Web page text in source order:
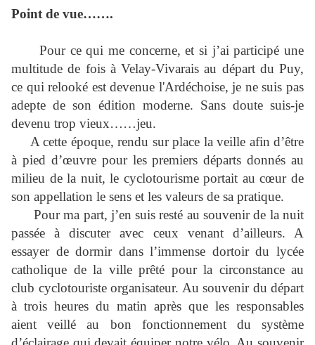
Point de vue…….
Pour ce qui me concerne, et si j’ai participé une
multitude de fois à Velay-Vivarais au départ du Puy,
ce qui relooké est devenue l'Ardéchoise, je ne suis pas
adepte de son édition moderne. Sans doute suis-je
devenu trop vieux……jeu.
A cette époque, rendu sur place la veille afin d’être
à pied d’œuvre pour les premiers départs donnés au
milieu de la nuit, le cyclotourisme portait au cœur de
son appellation le sens et les valeurs de sa pratique.
Pour ma part, j’en suis resté au souvenir de la nuit
passée à discuter avec ceux venant d’ailleurs. A
essayer de dormir dans l’immense dortoir du lycée
catholique de la ville prêté pour la circonstance au
club cyclotouriste organisateur. Au souvenir du départ
à trois heures du matin après que les responsables
aient veillé au bon fonctionnement du système